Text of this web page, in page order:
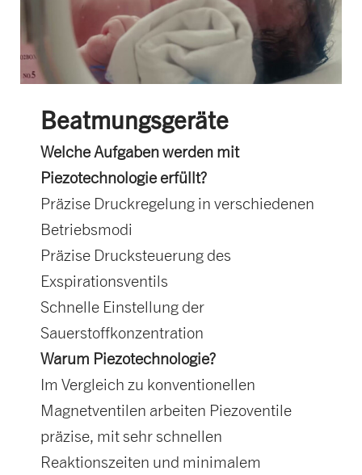
Beatmungsgeräte
Welche Aufgaben werden mit
Piezotechnologie erfüllt?
Präzise Druckregelung in verschiedenen
Betriebsmodi
Präzise Drucksteuerung des
Exspirationsventils
Schnelle Einstellung der
Sauerstoffkonzentration
Warum Piezotechnologie?
Im Vergleich zu konventionellen
Magnetventilen arbeiten Piezoventile
präzise, mit sehr schnellen
Reaktionszeiten und minimalem